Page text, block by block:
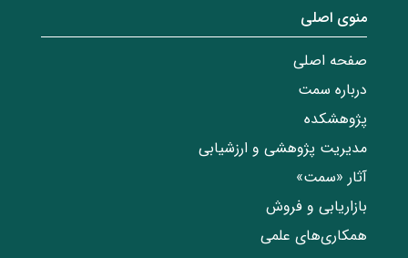
منوی اصلی
صفحه اصلی
درباره سمت
پژوهشکده
مدیریت پژوهشی و ارزشیابی
آثار «سمت»
بازاریابی و فروش
همکاری‌های علمی